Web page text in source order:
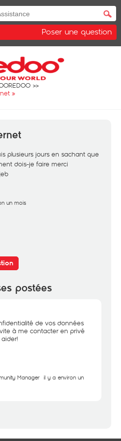
Poser une question
»
plusieurs jours en sachant que
dois-je faire merci
un mois
postées
de vos données
à me contacter en privé
Manager il y a environ un